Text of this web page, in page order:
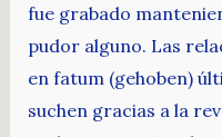
fue grabado
pudor alguno. Las
en fatum (gehoben)
suchen gracias a la